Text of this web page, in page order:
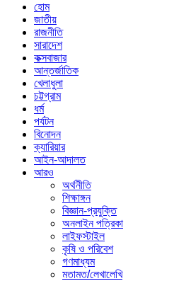
হোম
জাতীয়
রাজনীতি
সারাদেশ
কক্সবাজার
আন্তর্জাতিক
খেলাধুলা
চট্টগ্রাম
ধর্ম
পর্যটন
বিনোদন
ক্যারিয়ার
আইন-আদালত
আরও
অর্থনীতি
শিক্ষাঙ্গন
বিজ্ঞান-প্রযুক্তি
অনলাইন পত্রিকা
লাইফস্টাইল
কৃষি ও পরিবেশ
গণমাধ্যম
মতামত/লেখালেখি